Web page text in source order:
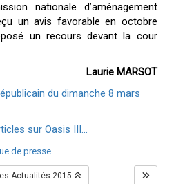
nationale d’aménagement
un avis favorable en octobre
un recours devant la cour
Laurie MARSOT
du dimanche 8 mars
sur Oasis III...
de presse
Actualités 2015